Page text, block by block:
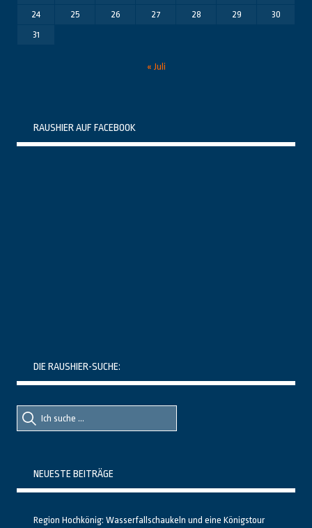
24
25 26 27 28 29
30
31
« Juli
RAUSHIER AUF FACEBOOK
DIE RAUSHIER-SUCHE:
Suche
nach::
Suche
nach:
NEUESTE BEITRÄGE
Region Hochkönig: Wasserfallschaukeln und eine Königstour